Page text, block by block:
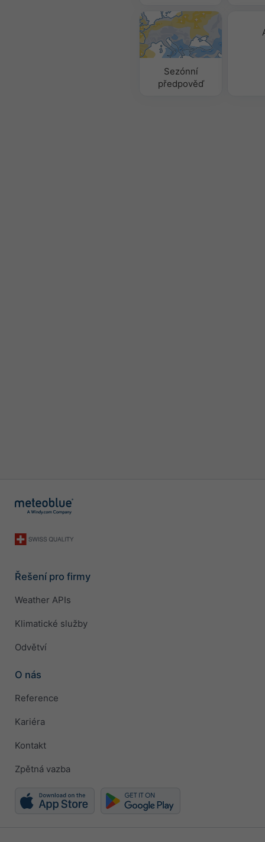
Sezónní
předpověď
Řešení pro firmy
Weather APIs
Klimatické služby
Odvětví
O nás
Reference
Kariéra
Kontakt
Zpětná vazba